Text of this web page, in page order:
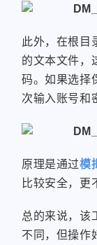
此外，在根目
的文本文件，
码。如果选择
次输入账号和
原理是通过模
比较安全，更
总的来说，该
不同，但操作